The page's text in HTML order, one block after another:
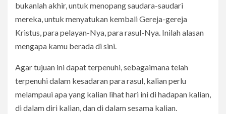
bukanlah akhir, untuk menopang saudara-saudari
mereka, untuk menyatukan kembali Gereja-gereja
Kristus, para pelayan-Nya, para rasul-Nya. Inilah alasan
mengapa kamu berada di sini.
Agar tujuan ini dapat terpenuhi, sebagaimana telah
terpenuhi dalam kesadaran para rasul, kalian perlu
melampaui apa yang kalian lihat hari ini di hadapan kalian,
di dalam diri kalian, dan di dalam sesama kalian.